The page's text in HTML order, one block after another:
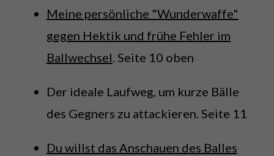
Meine persönliche "Wunderwaffe"
gegen Hektik und frühe Fehler im
Ballwechsel. Seite 10 oben
Der ideale Laufweg, um kurze Bälle
des Gegners zu attackieren. Seite 11
Du willst das Anschauen des Balles